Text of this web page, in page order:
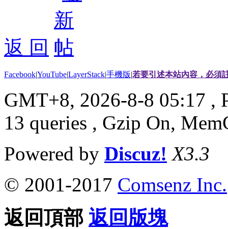
返 回
Facebook|YouTube|LayerStack|手機版|若要引述本站內容，必須
GMT+8, 2026-8-8 05:17 ,
13 queries , Gzip On,
Powered by Discuz! X3.3
© 2001-2017 Comsenz Inc.
返回頂部 返回版塊